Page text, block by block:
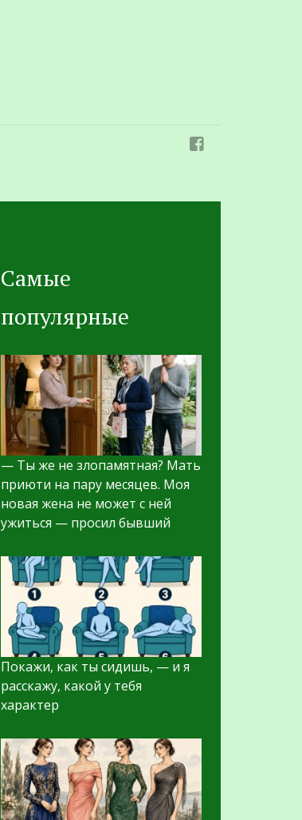
Самые
популярные
— Ты же не злопамятная? Мать
приюти на пару месяцев. Моя
новая жена не может с ней
ужиться — просил бывший
Покажи, как ты сидишь, — и я
расскажу, какой у тебя
характер